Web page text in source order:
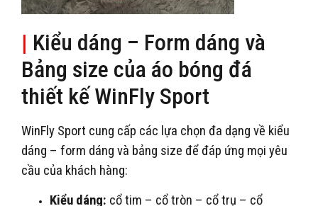
| Kiểu dáng – Form dáng và
Bảng size của áo bóng đá
thiết kế WinFly Sport
WinFly Sport cung cấp các lựa chọn đa dạng về kiểu
dáng – form dáng và bảng size để đáp ứng mọi yêu
cầu của khách hàng:
Kiểu dáng: cổ tim – cổ tròn – cổ trụ – cổ